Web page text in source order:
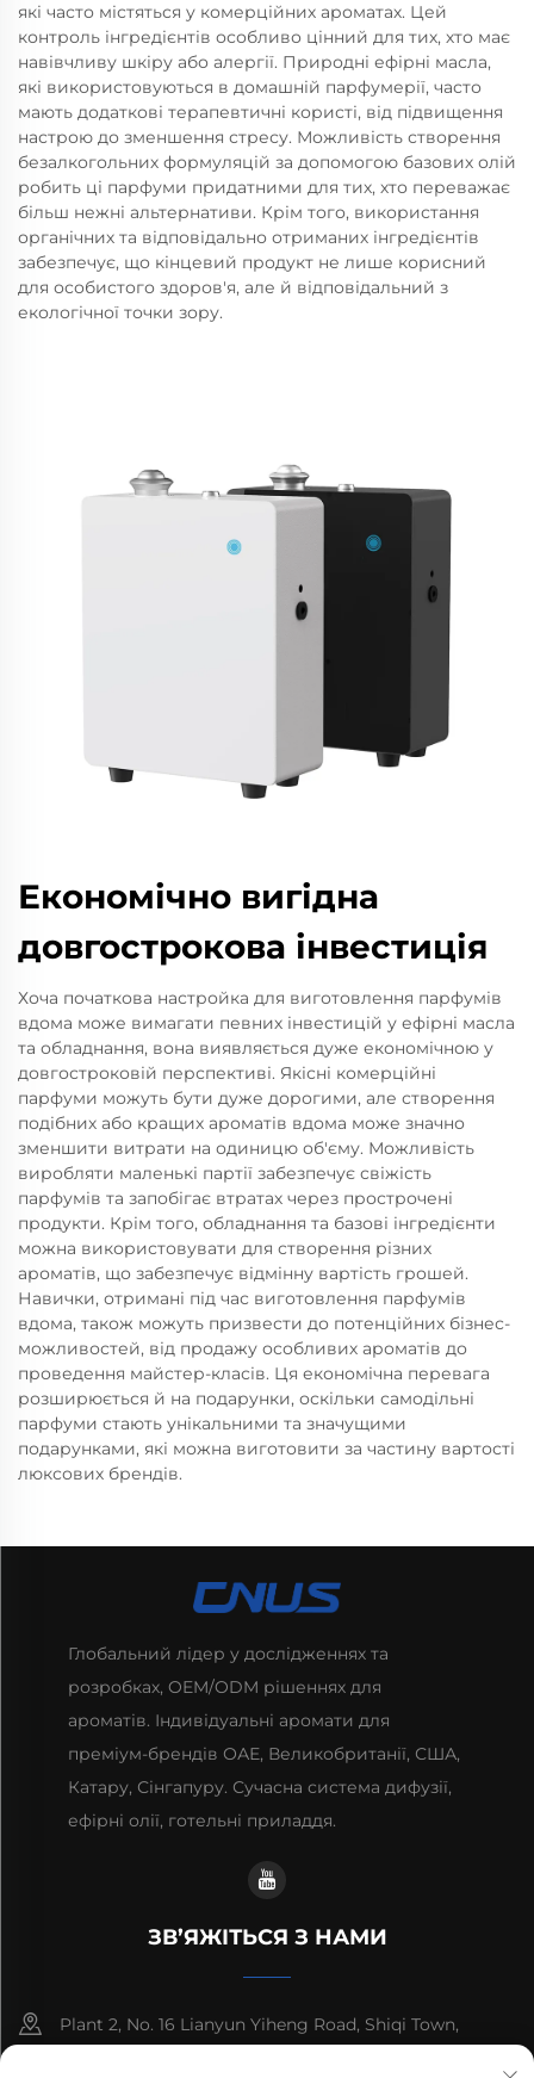
які часто містяться у комерційних ароматах. Цей
контроль інгредієнтів особливо цінний для тих, хто має
навівчливу шкіру або алергії. Природні ефірні масла,
які використовуються в домашній парфумерії, часто
мають додаткові терапевтичні користі, від підвищення
настрою до зменшення стресу. Можливість створення
безалкогольних формуляцій за допомогою базових олій
робить ці парфуми придатними для тих, хто переважає
більш нежні альтернативи. Крім того, використання
органічних та відповідально отриманих інгредієнтів
забезпечує, що кінцевий продукт не лише корисний
для особистого здоров'я, але й відповідальний з
екологічної точки зору.
Економічно вигідна
довгострокова інвестиція
Хоча початкова настройка для виготовлення парфумів
вдома може вимагати певних інвестицій у ефірні масла
та обладнання, вона виявляється дуже економічною у
довгостроковій перспективі. Якісні комерційні
парфуми можуть бути дуже дорогими, але створення
подібних або кращих ароматів вдома може значно
зменшити витрати на одиницю об'єму. Можливість
виробляти маленькі партії забезпечує свіжість
парфумів та запобігає втратах через прострочені
продукти. Крім того, обладнання та базові інгредієнти
можна використовувати для створення різних
ароматів, що забезпечує відмінну вартість грошей.
Навички, отримані під час виготовлення парфумів
вдома, також можуть призвести до потенційних бізнес-
можливостей, від продажу особливих ароматів до
проведення майстер-класів. Ця економічна перевага
розширюється й на подарунки, оскільки самодільні
парфуми стають унікальними та значущими
подарунками, які можна виготовити за частину вартості
люксових брендів.
Глобальний лідер у дослідженнях та
розробках, OEM/ODM рішеннях для
ароматів. Індивідуальні аромати для
преміум-брендів ОАЕ, Великобританії, США,
Катару, Сінгапуру. Сучасна система дифузії,
ефірні олії, готельні приладдя.
ЗВ’ЯЖІТЬСЯ З НАМИ
Plant 2, No. 16 Lianyun Yiheng Road, Shiqi Town,